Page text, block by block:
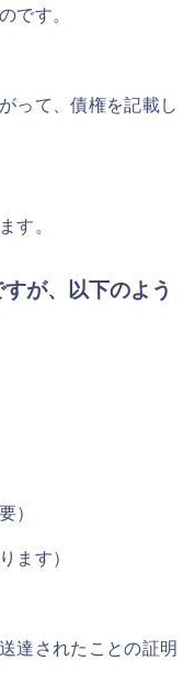
です。
って、債権を記載し
す。
が、以下のよう
）
ます）
達されたことの証明